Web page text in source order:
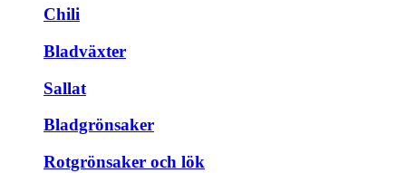
Chili
Bladväxter
Sallat
Bladgrönsaker
Rotgrönsaker och lök